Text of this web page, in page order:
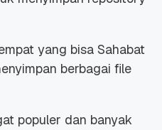
yang bisa Sahabat
berbagai file
populer dan banyak